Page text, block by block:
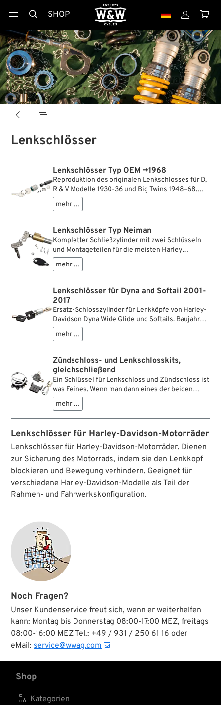
 SHOP  
 
Lenkschlösser
Lenkschlösser Typ OEM →1968
Reproduktion des originalen Lenkschlosses für D,
R & V Modelle 1930-36 und Big Twins 1948–68.
Der Kit enthält den Schließzylinder mit zwei
Schlüsseln, den Schließbolzen, Feder und
Abdeckblech.
mehr …
Lenkschlösser Typ Neiman
Kompletter Schließzylinder mit zwei Schlüsseln
und Montageteilen für die meisten Harley
Schwingrahmen. Entspricht den deutschen
Zulassungsvorschriften.
mehr …
Lenkschlösser für Dyna and Softail 2001-
2017
Ersatz-Schlosszylinder für Lenkköpfe von Harley-
Davidson Dyna Wide Glide und Softails. Baujahre
und Modelle beachten.
mehr …
Zündschloss- und Lenkschlosskits,
gleichschließend
Ein Schlüssel für Lenkschloss und Zündschloss ist
was Feines. Wenn man dann eines der beiden
Schlösser ersetzen muss, ist es nicht mehr so fein.
Zwei gleich aussehende Schlüssel am Bund, jedes
Mal ausprobieren welcher nun wo passt … oh
markiert, hier ist die Lösung: gleichschließende
Sets aus Zündschloss und Lenkschlosszylinder
mit zwei Schlüsseln.
mehr …
Lenkschlösser für Harley-Davidson-Motorräder
Lenkschlösser für Harley-Davidson-Motorräder. Dienen
zur Sicherung des Motorrads, indem sie den Lenkkopf
blockieren und Bewegung verhindern. Geeignet für
verschiedene Harley-Davidson-Modelle als Teil der
Rahmen- und Fahrwerkskonfiguration.
Noch Fragen?
Unser Kundenservice freut sich, wenn er weiterhelfen
kann: Montag bis Donnerstag 08:00-17:00 MEZ, freitags
08:00-16:00 MEZ Tel.: +49 / 931 / 250 61 16 oder
eMail:service@wwag.com
Shop
 Kategorien